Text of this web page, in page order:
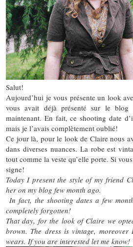
Salut!
Aujourd’hui je vous présente un look
vous avait déjà présenté sur le
maintenant. En fait, ce shooting date
mais je l’avais complètement oublié!
Ce jour là, pour le look de Claire nous
dans diverses nuances. La robe est
tout comme la veste qu’elle porte. Si
signe!
Today I present the style of my friend
her on my blog few month ago.
In fact, the shooting dates a few
completely forgotten!
That day, for the look of Claire we
brown. The dress is vintage,
wears. If you are interested let me know!